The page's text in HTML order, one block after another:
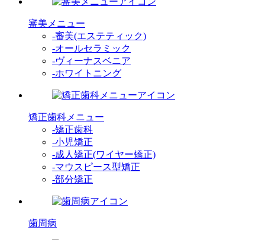
審美メニュー
-審美(エステティック)
-オールセラミック
-ヴィーナスベニア
-ホワイトニング
矯正歯科メニュー
-矯正歯科
-小児矯正
-成人矯正(ワイヤー矯正)
-マウスピース型矯正
-部分矯正
歯周病